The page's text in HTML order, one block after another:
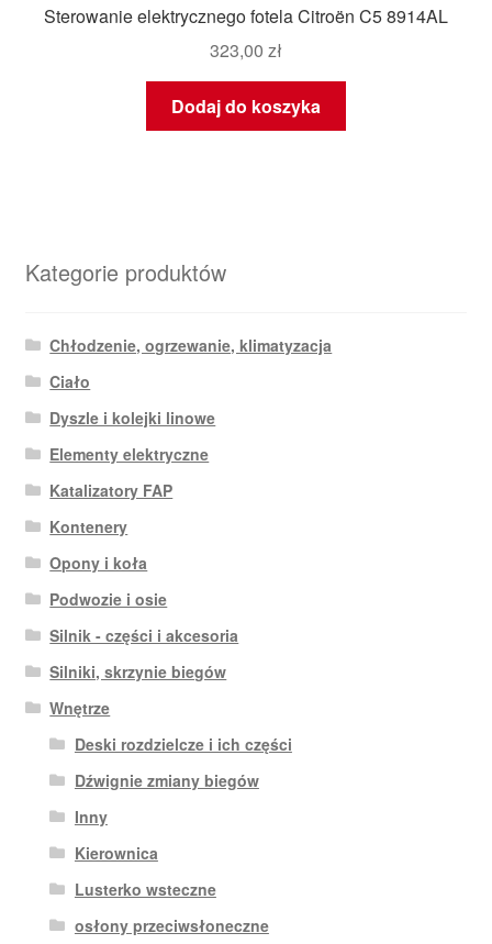
Sterowanie elektrycznego fotela Citroën C5 8914AL
323,00 zł
Dodaj do koszyka
Kategorie produktów
Chłodzenie, ogrzewanie, klimatyzacja
Ciało
Dyszle i kolejki linowe
Elementy elektryczne
Katalizatory FAP
Kontenery
Opony i koła
Podwozie i osie
Silnik - części i akcesoria
Silniki, skrzynie biegów
Wnętrze
Deski rozdzielcze i ich części
Dźwignie zmiany biegów
Inny
Kierownica
Lusterko wsteczne
osłony przeciwsłoneczne